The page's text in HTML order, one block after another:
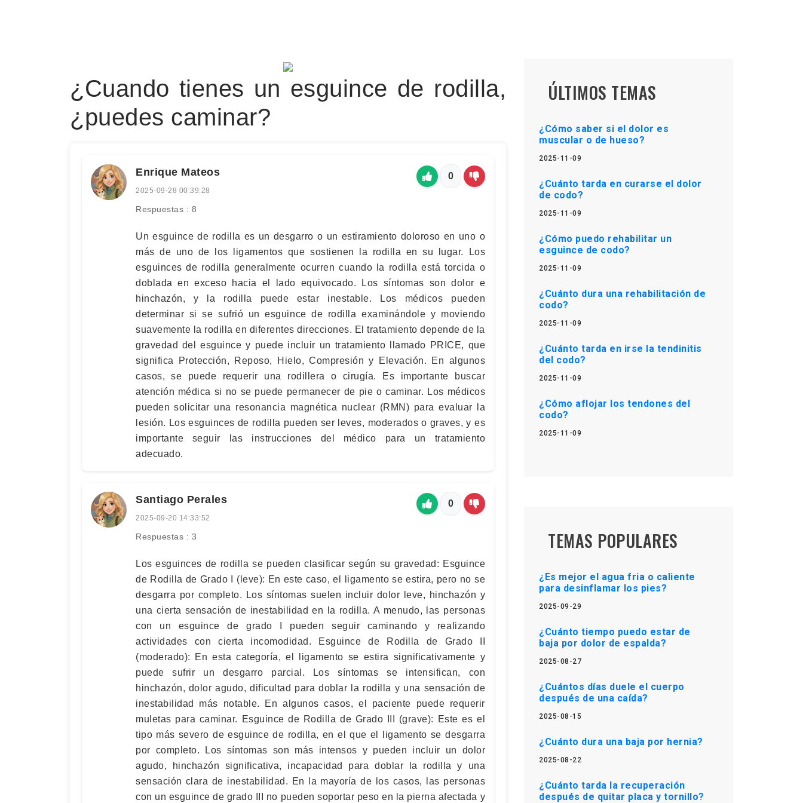
¿Cuando tienes un esguince de rodilla,
¿puedes caminar?
Enrique Mateos
2025-09-28 00:39:28
Respuestas : 8
0
Un esguince de rodilla es un desgarro o un estiramiento doloroso en uno o
más de uno de los ligamentos que sostienen la rodilla en su lugar. Los
esguinces de rodilla generalmente ocurren cuando la rodilla está torcida o
doblada en exceso hacia el lado equivocado. Los síntomas son dolor e
hinchazón, y la rodilla puede estar inestable. Los médicos pueden
determinar si se sufrió un esguince de rodilla examinándole y moviendo
suavemente la rodilla en diferentes direcciones. El tratamiento depende de la
gravedad del esguince y puede incluir un tratamiento llamado PRICE, que
significa Protección, Reposo, Hielo, Compresión y Elevación. En algunos
casos, se puede requerir una rodillera o cirugía. Es importante buscar
atención médica si no se puede permanecer de pie o caminar. Los médicos
pueden solicitar una resonancia magnética nuclear (RMN) para evaluar la
lesión. Los esguinces de rodilla pueden ser leves, moderados o graves, y es
importante seguir las instrucciones del médico para un tratamiento
adecuado.
Santiago Perales
2025-09-20 14:33:52
Respuestas : 3
0
Los esguinces de rodilla se pueden clasificar según su gravedad: Esguince
de Rodilla de Grado I (leve): En este caso, el ligamento se estira, pero no se
desgarra por completo. Los síntomas suelen incluir dolor leve, hinchazón y
una cierta sensación de inestabilidad en la rodilla. A menudo, las personas
con un esguince de grado I pueden seguir caminando y realizando
actividades con cierta incomodidad. Esguince de Rodilla de Grado II
(moderado): En esta categoría, el ligamento se estira significativamente y
puede sufrir un desgarro parcial. Los síntomas se intensifican, con
hinchazón, dolor agudo, dificultad para doblar la rodilla y una sensación de
inestabilidad más notable. En algunos casos, el paciente puede requerir
muletas para caminar. Esguince de Rodilla de Grado III (grave): Este es el
tipo más severo de esguince de rodilla, en el que el ligamento se desgarra
por completo. Los síntomas son más intensos y pueden incluir un dolor
agudo, hinchazón significativa, incapacidad para doblar la rodilla y una
sensación clara de inestabilidad. En la mayoría de los casos, las personas
con un esguince de grado III no pueden soportar peso en la pierna afectada y
ÚLTIMOS TEMAS
¿Cómo saber si el dolor es
muscular o de hueso?
2025-11-09
¿Cuánto tarda en curarse el dolor
de codo?
2025-11-09
¿Cómo puedo rehabilitar un
esguince de codo?
2025-11-09
¿Cuánto dura una rehabilitación de
codo?
2025-11-09
¿Cuánto tarda en irse la tendinitis
del codo?
2025-11-09
¿Cómo aflojar los tendones del
codo?
2025-11-09
TEMAS POPULARES
¿Es mejor el agua fria o caliente
para desinflamar los pies?
2025-09-29
¿Cuánto tiempo puedo estar de
baja por dolor de espalda?
2025-08-27
¿Cuántos días duele el cuerpo
después de una caída?
2025-08-15
¿Cuánto dura una baja por hernia?
2025-08-22
¿Cuánto tarda la recuperación
después de quitar placa y tornillo?